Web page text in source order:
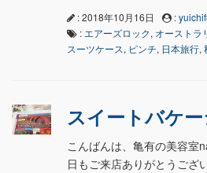
: 2018年10月16日 :
: エアーズロック, オーストラ
スーツケース, ピンチ, 日本旅行,
スイートバケ
こんばんは、亀有の美容室
日もご来店ありがとうござ